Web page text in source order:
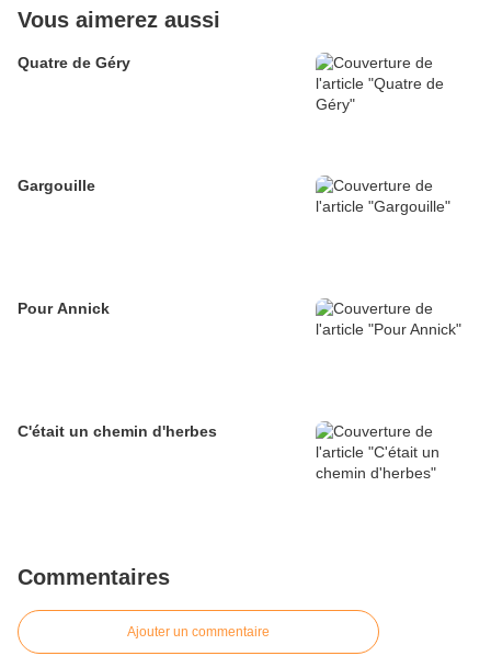
Vous aimerez aussi
Quatre de Géry
Gargouille
Pour Annick
C'était un chemin d'herbes
Commentaires
Ajouter un commentaire